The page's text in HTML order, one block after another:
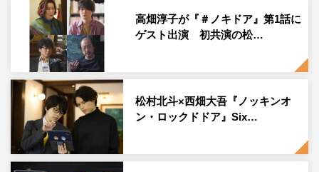
登場。「世界のスーパープレー動画
の持ち主や驚きの出来事を激撮した世界の動画をたっぷり
紹介していく。
番組で取り上げるのは、素早い連係プレーやものすごいス
ピードで仕事を成し遂げる「チョー気持ちいい！職人技動
画」や、思わずアッと声を上げてしまう「地味だけどスゴ
い！日常でみつけたウルトラ
受ける「危機一髪！ピンチを回避したスーパープレー動
高畑淳子が『＃ノキドア』第1話に
ゲスト出演 初共演の松…
松村北斗×西畑大吾『ノッキンオ
ン・ロックドドア』Six…